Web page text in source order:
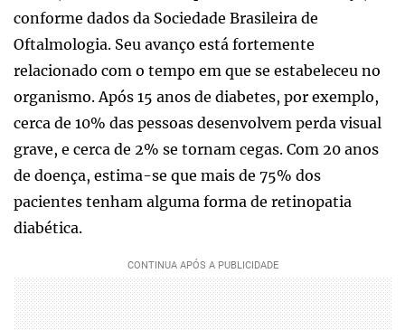
conforme dados da Sociedade Brasileira de
Oftalmologia. Seu avanço está fortemente
relacionado com o tempo em que se estabeleceu no
organismo. Após 15 anos de diabetes, por exemplo,
cerca de 10% das pessoas desenvolvem perda visual
grave, e cerca de 2% se tornam cegas. Com 20 anos
de doença, estima-se que mais de 75% dos
pacientes tenham alguma forma de retinopatia
diabética.